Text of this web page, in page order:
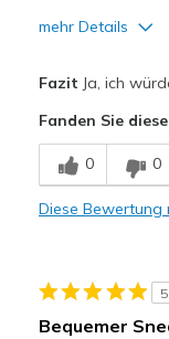
mehr Details
Bequem
Leicht
Auf der Arbeit
Fazit Ja, ich
Fanden Sie
0 0
Diese Bewertung
5
Bequemer